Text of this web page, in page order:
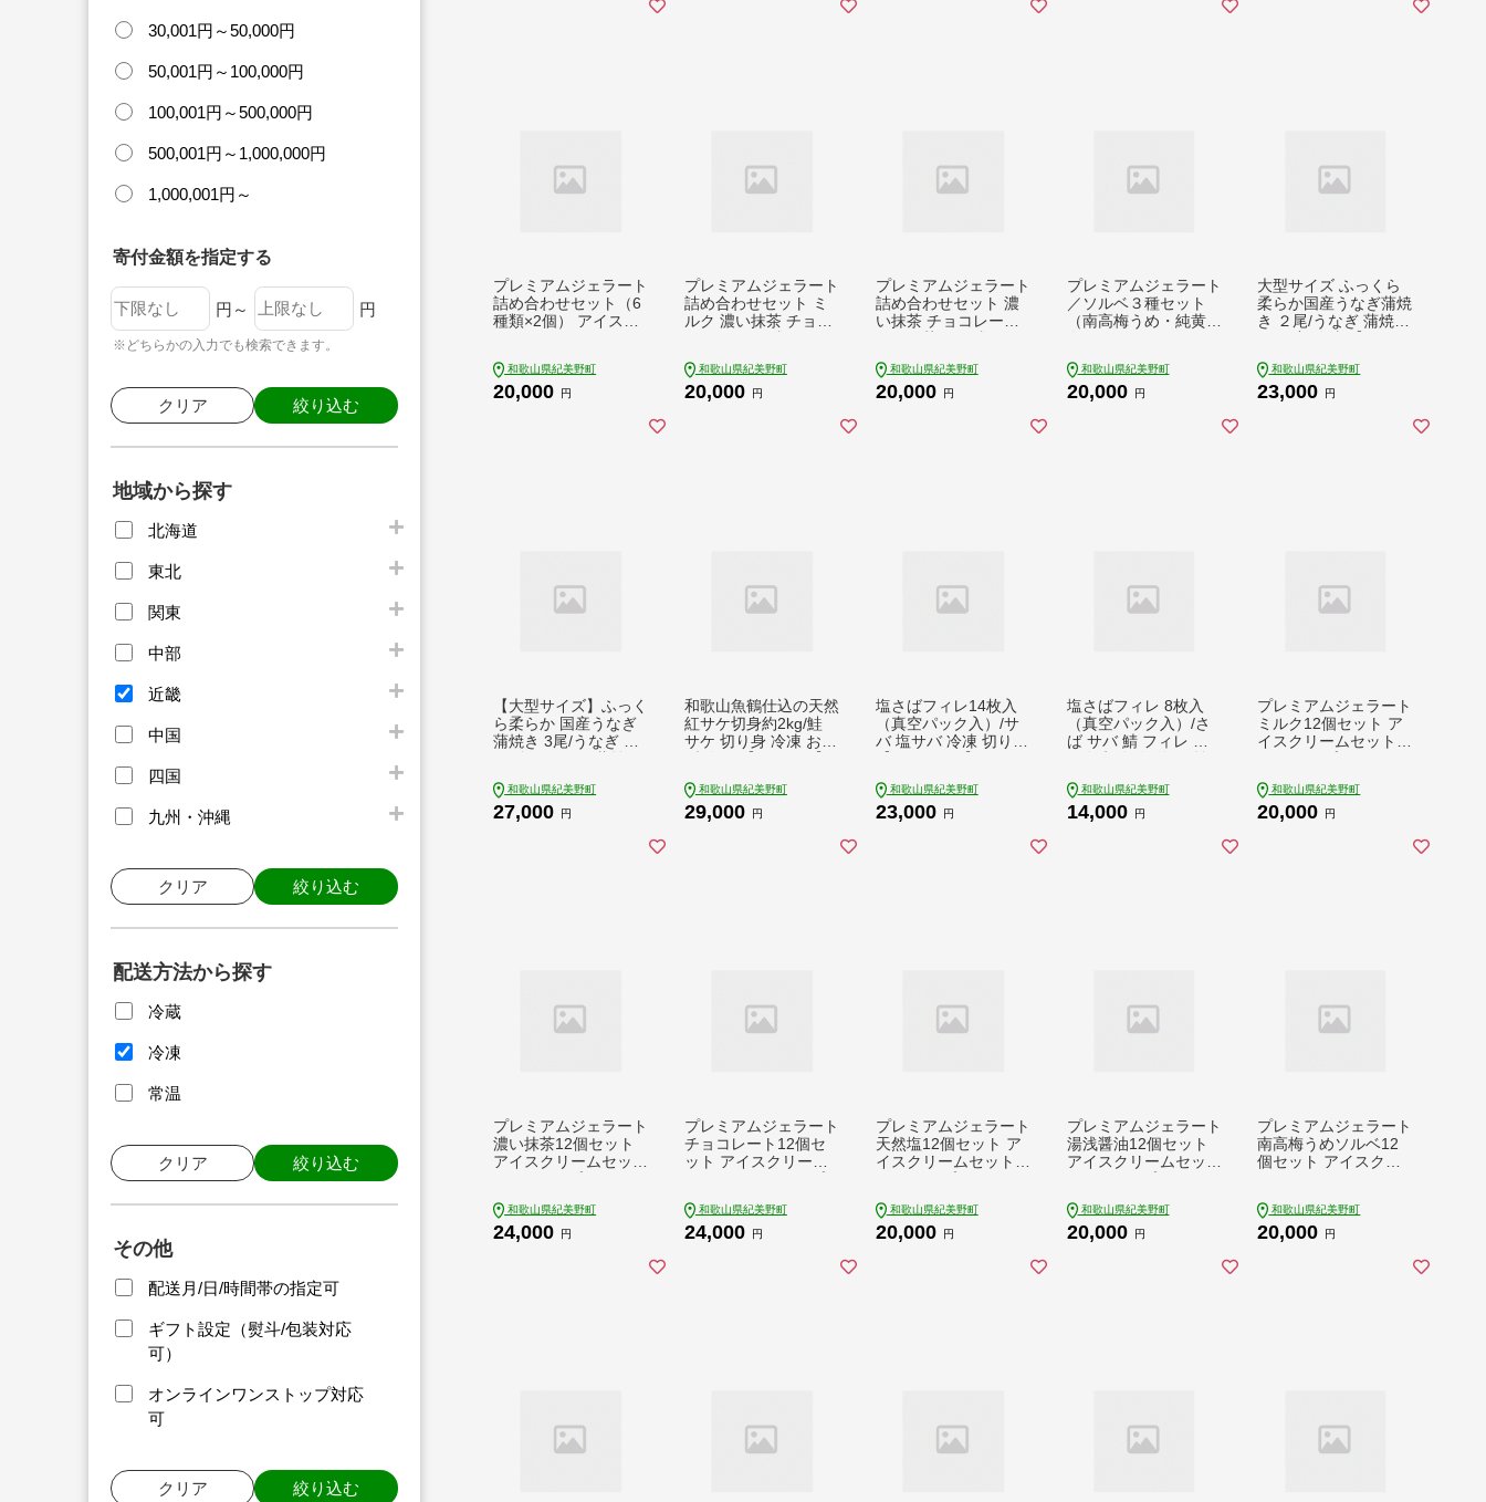
30,001円～50,000円
50,001円～100,000円
100,001円～500,000円
500,001円～1,000,000円
1,000,001円～
寄付金額を指定する
円～ 円
※どちらかの入力でも検索できます。
クリア 絞り込む
地域から探す
北海道
東北
関東
中部
近畿
中国
四国
九州・沖縄
クリア 絞り込む
配送方法から探す
冷蔵
冷凍
常温
クリア 絞り込む
その他
配送月/日/時間帯の指定可
ギフト設定（熨斗/包装対応
可）
オンラインワンストップ対応
可
クリア 絞り込む
プレミアムジェラート
詰め合わせセット（6
種類×2個） アイスク
ートラボラトリー/ジ
ェラート アイス アイ
和歌山県紀美野町
20,000 円
プレミアムジェラート
詰め合わせセット ミ
ルク 濃い抹茶 チョコ
100mlカップ ゆあさ
ジェラートラボラトリ
和歌山県紀美野町
20,000 円
プレミアムジェラート
詰め合わせセット 濃
い抹茶 チョコレート
セット 100mlカップ
ゆあさジェラートラボ
和歌山県紀美野町
20,000 円
プレミアムジェラート
／ソルベ３種セット
（南高梅うめ・純黄金
リーム プレミアムソ
ルベ 100ml / ゆあさジ
和歌山県紀美野町
20,000 円
大型サイズ ふっくら
柔らか国産うなぎ蒲焼
き ２尾/うなぎ 蒲焼
和歌山県紀美野町
23,000 円
【大型サイズ】ふっく
ら柔らか 国産うなぎ
蒲焼き 3尾/うなぎ ウ
和歌山県紀美野町
27,000 円
和歌山魚鶴仕込の天然
紅サケ切身約2kg/鮭
サケ 切り身 冷凍 おか
和歌山県紀美野町
29,000 円
塩さばフィレ14枚入
（真空パック入）/サ
バ 塩サバ 冷凍 切り身
和歌山県紀美野町
23,000 円
塩さばフィレ 8枚入
（真空パック入）/さ
ば サバ 鯖 フィレ 切
B】和歌山県紀美野町
14,000 円
プレミアムジェラート
ミルク12個セット ア
イスクリームセット 1
/ アイス アイスクリー
ム カップアイス ジェ
和歌山県紀美野町
20,000 円
プレミアムジェラート
濃い抹茶12個セット
アイスクリームセット
ー / アイス アイスク
リーム ジェラート ス
和歌山県紀美野町
24,000 円
プレミアムジェラート
チョコレート12個セ
ット アイスクリーム
ラトリー /アイス アイ
スクリーム ジェラー
和歌山県紀美野町
24,000 円
プレミアムジェラート
天然塩12個セット ア
イスクリームセット 1
/ アイス アイスクリー
ム ジェラート スイー
和歌山県紀美野町
20,000 円
プレミアムジェラート
湯浅醤油12個セット
アイスクリームセット
ー / アイス アイスク
リーム ジェラート ス
和歌山県紀美野町
20,000 円
プレミアムジェラート
南高梅うめソルベ12
個セット アイスクリ
トラボラトリー / プレ
ミアムジェラート 南
和歌山県紀美野町
20,000 円